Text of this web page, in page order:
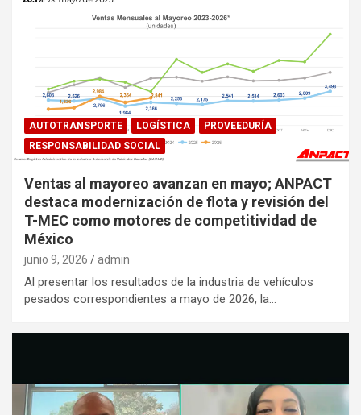
AUTOTRANSPORTE LOGÍSTICA
PROVEEDURÍA
RESPONSABILIDAD SOCIAL
Ventas al mayoreo avanzan en mayo; ANPACT
destaca modernización de flota y revisión del
T-MEC como motores de competitividad de
México
junio 9, 2026 admin
Al presentar los resultados de la industria de vehículos
pesados correspondientes a mayo de 2026, la…